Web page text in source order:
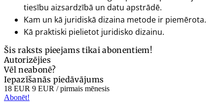
tiesību aizsardzībā un datu apstrādē.
Kam un kā juridiskā dizaina metode ir piemērota.
Kā praktiski pielietot juridisko dizainu.
Šis raksts pieejams tikai abonentiem!
Autorizējies
Vēl neabonē?
Iepazīšanās piedāvājums
18 EUR 9 EUR / pirmais mēnesis
Abonēt!